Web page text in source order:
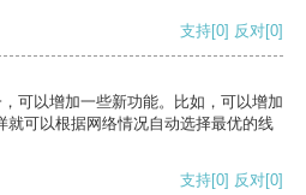
支持[0] 反对[0]
可以增加一些新功能。比如，可以增加
就可以根据网络情况自动选择最优的线
支持[0] 反对[0]